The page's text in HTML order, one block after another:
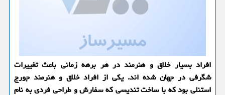
افراد بسیار خلاق و هنرمند در هر برهه زمانی باعث تغییرات
شگرفی در جهان شده اند. یكی از افراد خلاق و هنرمند جورج
استنلی بود كه با ساخت تندیسی كه سفارش و طراحی فردی به نام